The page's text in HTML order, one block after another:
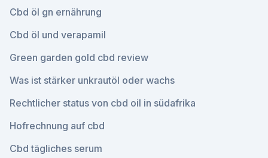
Cbd öl gn ernährung
Cbd öl und verapamil
Green garden gold cbd review
Was ist stärker unkrautöl oder wachs
Rechtlicher status von cbd oil in südafrika
Hofrechnung auf cbd
Cbd tägliches serum